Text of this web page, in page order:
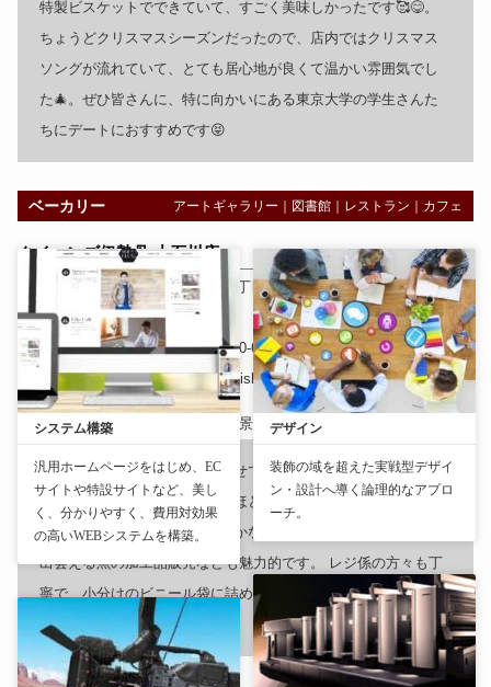
特製ビスケットでできていて、すごく美味しかったです🥰😋。
ちょうどクリスマスシーズンだったので、店内ではクリスマス
ソングが流れていて、とても居心地が良くて温かい雰囲気でし
た🎄。ぜひ皆さんに、特に向かいにある東京大学の学生さんた
ちにデートにおすすめです😝
ベーカリー アートギャラリー 図書館 レストラン カフェ
クイーンズ伊勢丹 小石川店
〒112-0002 東京都文京区小石川１丁目１７−１ エルアージュ小石川 １
階（地図：
）
おすすめランク: 3.8Tel: 03-5840-6231ホームページURL:
https://www.im-food.co.jp/shops/koishikawa.html
ずんだもん
毎週のように利用させていただいてます。 野菜も魚も
お肉も新鮮なことがほとんどで、お惣菜もおいしいで
す。珍しい食材やなかなか売ってない調味料、たまに
出会える魚の加工品販売なども魅力的です。 レジ係の方々も丁
寧で、小分けのビニール袋に詰めていただけるのも助かりま
す。
システム構築
汎用ホームページをはじめ、EC
サイトや特設サイトなど、美し
く、分かりやすく、費用対効果
の高いWEBシステムを構築。
デザイン
装飾の域を超えた実戦型デザイ
ン・設計へ導く論理的なアプロ
ーチ。